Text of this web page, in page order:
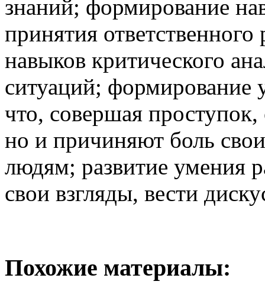
знаний; формирование
принятия
навыков критического
ситуаций; формирование
что, совершая
но и причиняют боль
людям; развитие умения
свои взгляды, вести
Похожие материалы: